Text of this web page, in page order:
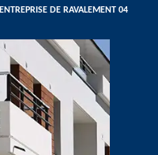
ENTREPRISE DE RAVALEMENT 04